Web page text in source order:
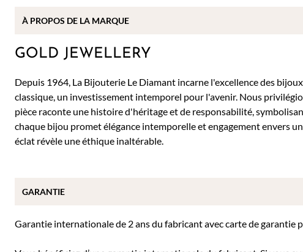
GOLD JEWELLERY
Depuis 1964, La Bijouterie Le Diamant incarne l'excellence des
classique, un investissement intemporel pour l'avenir. Nous
pièce raconte une histoire d'héritage et de responsabilité,
chaque bijou promet élégance intemporelle et engagement envers
éclat révèle une éthique inaltérable.
Garantie internationale de 2 ans du fabricant avec carte de garantie
À PROPOS DE LA MARQUE
GARANTIE